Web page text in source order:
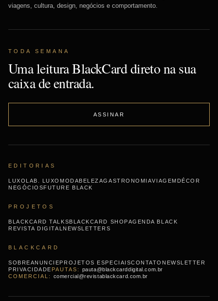
viagens, cultura, design, negócios e comportamento.
TODA SEMANA
Uma leitura BlackCard direto na sua
caixa de entrada.
ASSINAR
EDITORIAS
LUXO LAB. LUXO MODA BELEZAGASTRONOMIAVIAGEM DÉCOR
NEGÓCIOS FUTURE BLACK
PROJETOS
BLACKCARD TALKS BLACKCARD SHOPAGENDA BLACK
REVISTA DIGITAL NEWSLETTERS
BLACKCARD
SOBREANUNCIE PROJETOS ESPECIAISCONTATO NEWSLETTER
PRIVACIDADE
pauta@blackcarddigital.com.br
comercial@revistablackcard.com.br